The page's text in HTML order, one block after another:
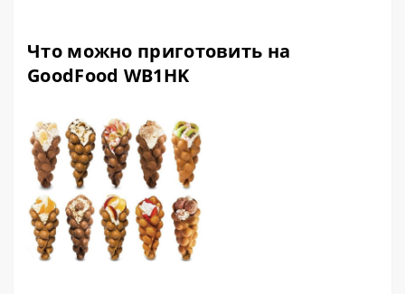
Что можно приготовить на
GoodFood WB1HK